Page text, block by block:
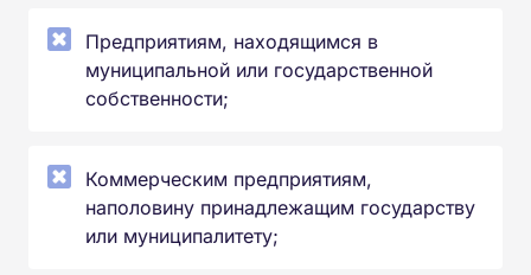
Предприятиям, находящимся в
муниципальной или государственной
собственности;
Коммерческим предприятиям,
наполовину принадлежащим государству
или муниципалитету;